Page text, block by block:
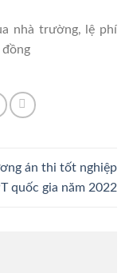
nhà trường, lệ phí
án thi tốt nghiệp
quốc gia năm 2022